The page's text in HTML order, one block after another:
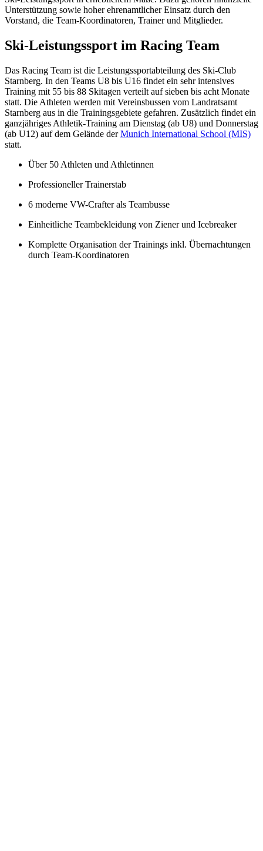
Unterstützung sowie hoher ehrenamtlicher Einsatz durch den
Vorstand, die Team-Koordinatoren, Trainer und Mitglieder.
Ski-Leistungssport im Racing Team
Das Racing Team ist die Leistungssportabteilung des Ski-Club
Starnberg. In den Teams U8 bis U16 findet ein sehr intensives
Training mit 55 bis 88 Skitagen verteilt auf sieben bis acht Monate
statt. Die Athleten werden mit Vereinsbussen vom Landratsamt
Starnberg aus in die Trainingsgebiete gefahren. Zusätzlich findet ein
ganzjähriges Athletik-Training am Dienstag (ab U8) und Donnerstag
(ab U12) auf dem Gelände derMunich International School (MIS)
statt.
Über 50 Athleten und Athletinnen
Professioneller Trainerstab
6 moderne VW-Crafter als Teambusse
Einheitliche Teambekleidung von Ziener und Icebreaker
Komplette Organisation der Trainings inkl. Übernachtungen
durch Team-Koordinatoren